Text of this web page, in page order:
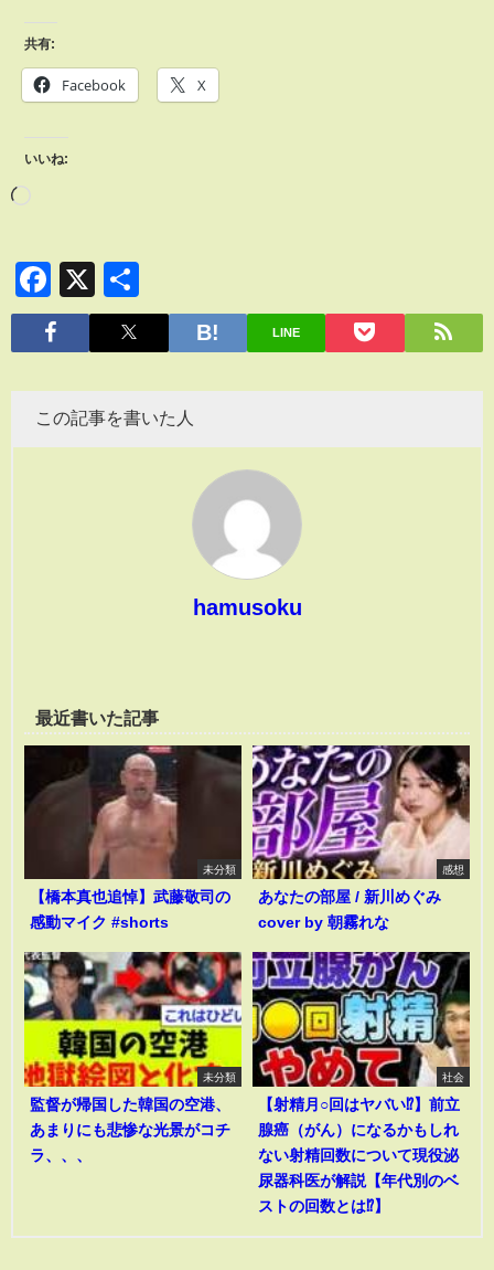
共有:
Facebook X
いいね:
Facebook
X
有
LINE
この記事を書いた人
hamusoku
最近書いた記事
未分類
【橋本真也追悼】武藤敬司の
感動マイク #shorts
感想
あなたの部屋 / 新川めぐみ
cover by 朝霧れな
未分類
監督が帰国した韓国の空港、
あまりにも悲惨な光景がコチ
ラ、、、
社会
【射精月○回はヤバい⁉︎】前立
腺癌（がん）になるかもしれ
ない射精回数について現役泌
尿器科医が解説【年代別のベ
ストの回数とは⁉︎】